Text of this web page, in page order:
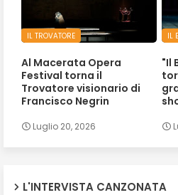
IL TROVATORE
Al Macerata Opera
Festival torna il
Trovatore visionario di
Francisco Negrin
Luglio 20, 2026
IL
"Il
L'INTERVISTA CANZONATA